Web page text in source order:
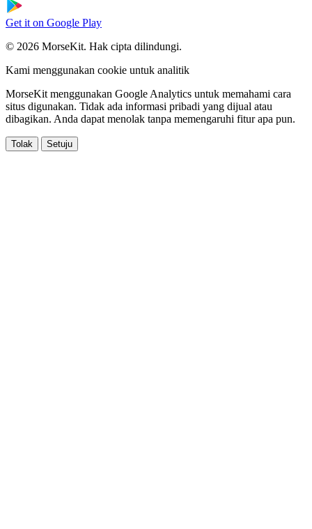
Get it on Google Play
© 2026 MorseKit. Hak cipta dilindungi.
Kami menggunakan cookie untuk analitik
MorseKit menggunakan Google Analytics untuk memahami cara
situs digunakan. Tidak ada informasi pribadi yang dijual atau
dibagikan. Anda dapat menolak tanpa memengaruhi fitur apa pun.
Tolak Setuju